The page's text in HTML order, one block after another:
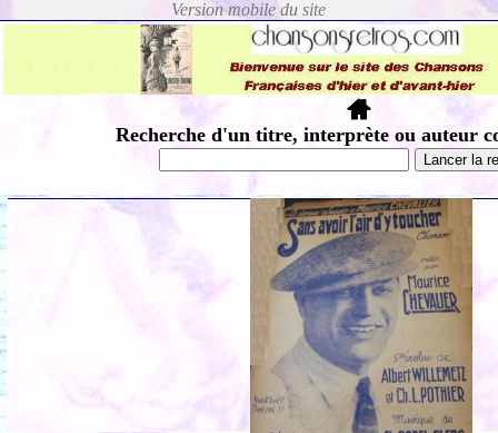
Recherche d'un titre, interprète ou auteur